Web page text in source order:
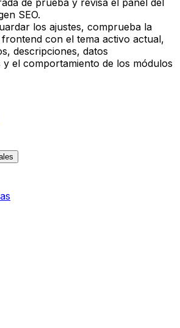
SEO.
los ajustes, comprueba la
frontend con el tema activo actual,
descripciones, datos
el comportamiento de los módulos